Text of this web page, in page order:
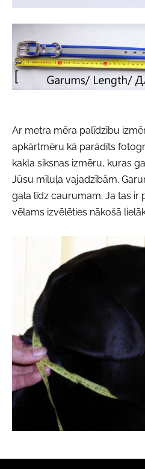
Ar metra mēra palīdzību
apkārtmēru kā parādīts
kakla siksnas izmēru, kuras
Jūsu mīluļa vajadzībām.
gala līdz caurumam. Ja tas ir
vēlams izvēlēties nākošā